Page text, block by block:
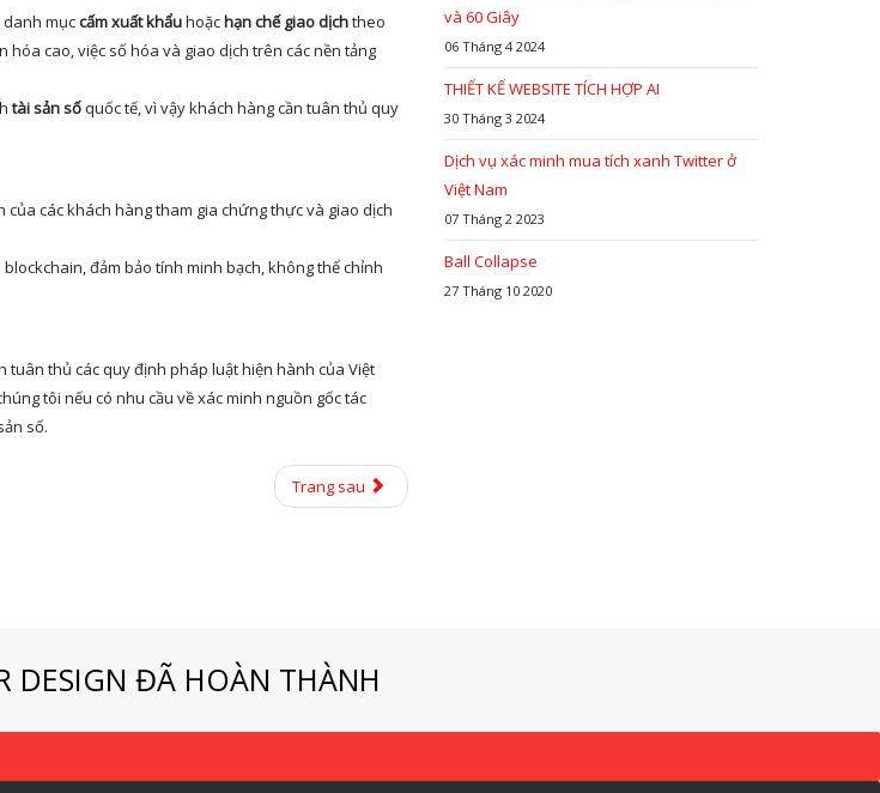
mụccấm xuất khẩuhoặchạn chế giao dịchtheo
hóa cao, việc số hóa và giao dịch trên các nền tảng
tài sản sốquốc tế, vì vậy khách hàng cần tuân thủ quy
các khách hàng tham gia chứng thực và giao dịch
đảm bảo tính minh bạch, không thể chỉnh
tuân thủ các quy định pháp luật hiện hành của Việt
tôi nếu có nhu cầu về xác minh nguồn gốc tác
số.
Trang sau
và 60 Giây
06 Tháng 4 2024
THIẾT KẾ WEBSITE TÍCH HỢP AI
30 Tháng 3 2024
Dịch vụ xác minh mua tích xanh Twitter ở
Việt Nam
07 Tháng 2 2023
Ball Collapse
27 Tháng 10 2020
DESIGN ĐÃ HOÀN THÀNH